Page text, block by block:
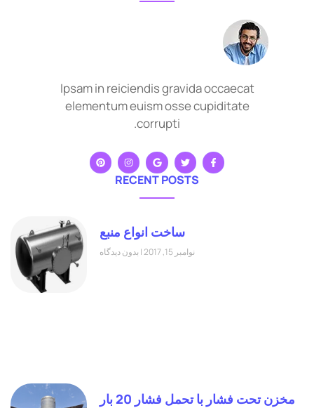
Ipsam in reiciendis gravida occaecat
elementum euism osse cupiditate
corrupti.
RECENT POSTS
ساخت انواع منبع
نوامبر 15, 2017 بدون دیدگاه
مخزن تحت فشار با تحمل فشار 20 بار